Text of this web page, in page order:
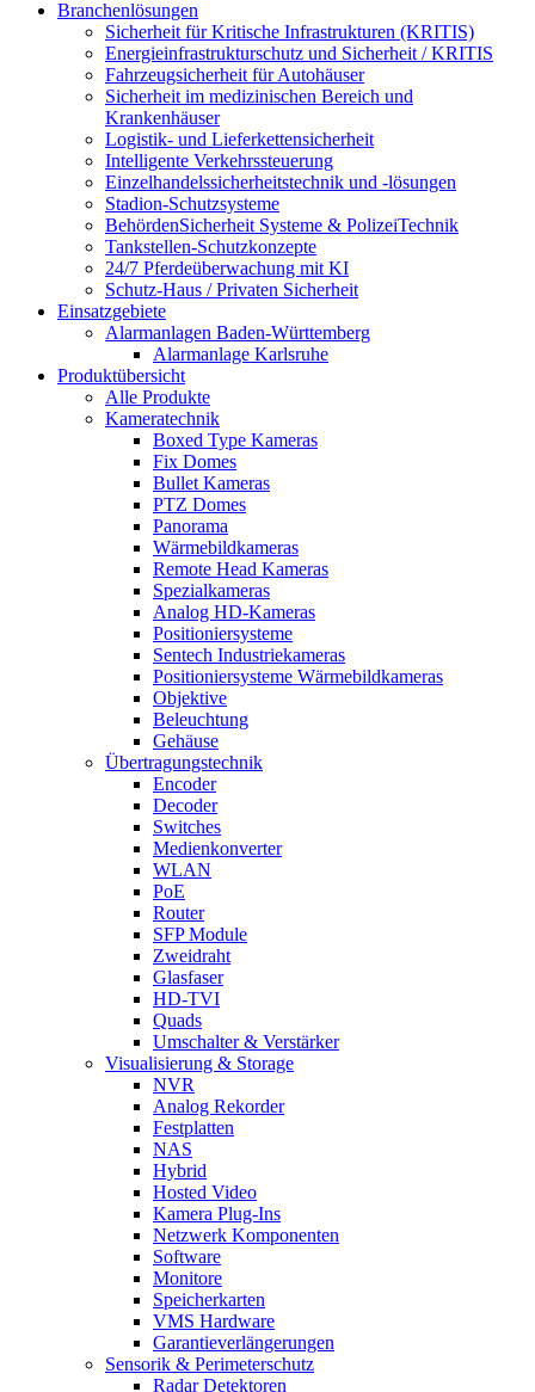
Branchenlösungen
Sicherheit für Kritische Infrastrukturen (KRITIS)
Energieinfrastrukturschutz und Sicherheit / KRITIS
Fahrzeugsicherheit für Autohäuser
Sicherheit im medizinischen Bereich und
Krankenhäuser
Logistik- und Lieferkettensicherheit
Intelligente Verkehrssteuerung
Einzelhandelssicherheitstechnik und -lösungen
Stadion-Schutzsysteme
BehördenSicherheit Systeme & PolizeiTechnik
Tankstellen-Schutzkonzepte​
24/7 Pferdeüberwachung mit KI
Schutz-Haus / Privaten Sicherheit
Einsatzgebiete
Alarmanlagen Baden-Württemberg
Alarmanlage Karlsruhe
Produktübersicht
Alle Produkte
Kameratechnik
Boxed Type Kameras
Fix Domes
Bullet Kameras
PTZ Domes
Panorama
Wärmebildkameras
Remote Head Kameras
Spezialkameras
Analog HD-Kameras
Positioniersysteme
Sentech Industriekameras
Positioniersysteme Wärmebildkameras
Objektive
Beleuchtung
Gehäuse
Übertragungstechnik
Encoder
Decoder
Switches
Medienkonverter
WLAN
PoE
Router
SFP Module
Zweidraht
Glasfaser
HD-TVI
Quads
Umschalter & Verstärker
Visualisierung & Storage
NVR
Analog Rekorder
Festplatten
NAS
Hybrid
Hosted Video
Kamera Plug-Ins
Netzwerk Komponenten
Software
Monitore
Speicherkarten
VMS Hardware
Garantieverlängerungen
Sensorik & Perimeterschutz
Radar Detektoren